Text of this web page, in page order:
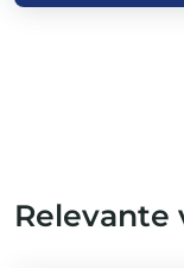
Relevante